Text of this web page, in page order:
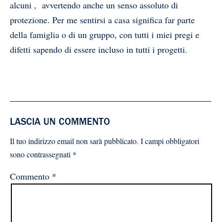
alcuni , avvertendo anche un senso assoluto di
protezione. Per me sentirsi a casa significa far parte
della famiglia o di un gruppo, con tutti i miei pregi e
difetti sapendo di essere incluso in tutti i progetti.
LASCIA UN COMMENTO
Il tuo indirizzo email non sarà pubblicato. I campi obbligatori
sono contrassegnati *
Commento *